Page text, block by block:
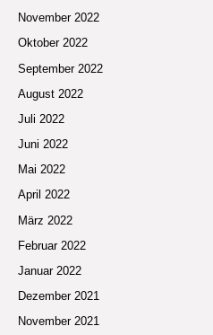
November 2022
Oktober 2022
September 2022
August 2022
Juli 2022
Juni 2022
Mai 2022
April 2022
März 2022
Februar 2022
Januar 2022
Dezember 2021
November 2021